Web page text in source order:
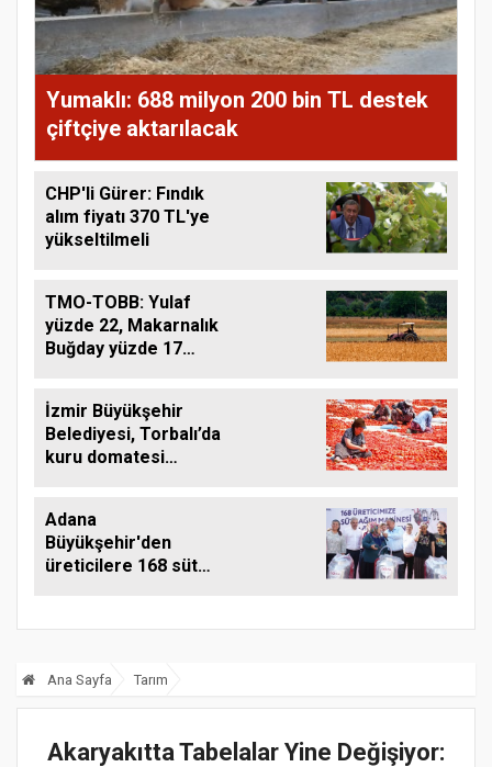
Yumaklı: 688 milyon 200 bin TL destek
çiftçiye aktarılacak
CHP'li Gürer: Fındık
alım fiyatı 370 TL'ye
yükseltilmeli
TMO-TOBB: Yulaf
yüzde 22, Makarnalık
Buğday yüzde 17
İzmir Büyükşehir
Belediyesi, Torbalı’da
kuru domatesi
Adana
Büyükşehir'den
üreticilere 168 süt
Ana Sayfa Tarım
Akaryakıtta Tabelalar Yine Değişiyor: